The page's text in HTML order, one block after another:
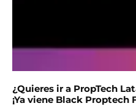
¿Quieres ir a PropTech
¡Ya viene Black Proptech